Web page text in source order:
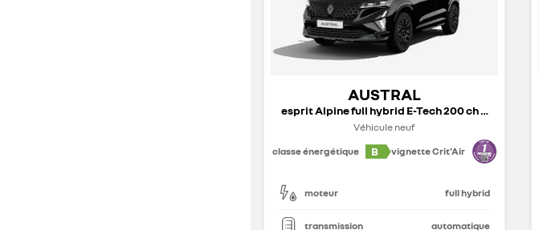
AUSTRAL
esprit Alpine full hybrid E-Tech 200 ch - 26
Véhicule neuf
classe énergétique
B vignette Crit'Air
moteur full hybrid
transmission automatique